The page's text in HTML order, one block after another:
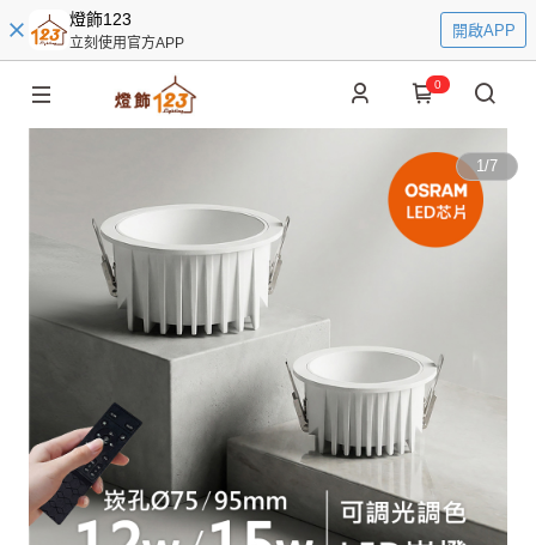
燈飾123
立刻使用官方APP
開啟APP
0
1/7